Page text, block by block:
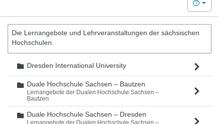
Hilfe
Die Lernangebote und Lehrveranstaltungen der sächsischen
Hochschulen.
Ordner
Dresden International University
Ordner
Duale Hochschule Sachsen – Bautzen
Lernangebote der Dualen Hochschule Sachsen –
Bautzen
Ordner
Duale Hochschule Sachsen – Dresden
Lernangebote der Dualen Hochschule Sachsen –